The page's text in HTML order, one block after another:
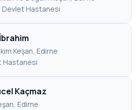
Devlet Hastanesi
·Keşan, Edirne·
Hastanesi
Kaçmaz
Edirne·